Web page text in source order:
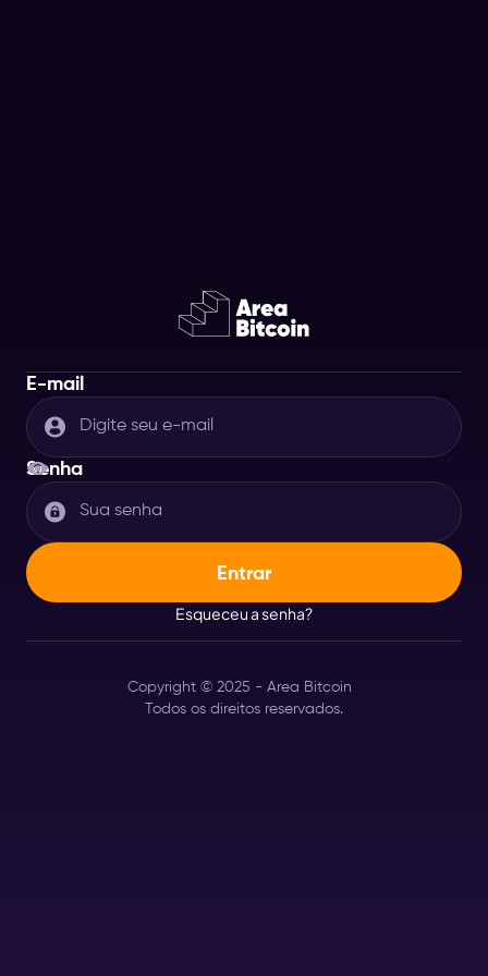
E-mail
Senha
Esqueceu a senha?
Copyright © 2025 - Area Bitcoin
Todos os direitos reservados.